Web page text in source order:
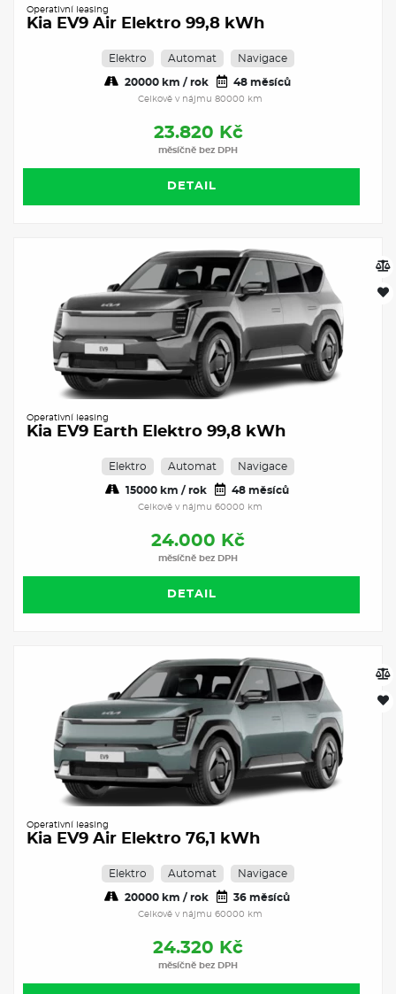
Operativní leasing
Kia EV9 Air Elektro 99,8 kWh
Elektro Automat Navigace
20000 km / rok 48 měsíců
Celkově v nájmu 80000 km
23.820 Kč
měsíčně bez DPH
DETAIL
Operativní leasing
Kia EV9 Earth Elektro 99,8 kWh
Elektro Automat Navigace
15000 km / rok 48 měsíců
Celkově v nájmu 60000 km
24.000 Kč
měsíčně bez DPH
DETAIL
Operativní leasing
Kia EV9 Air Elektro 76,1 kWh
Elektro Automat Navigace
20000 km / rok 36 měsíců
Celkově v nájmu 60000 km
24.320 Kč
měsíčně bez DPH